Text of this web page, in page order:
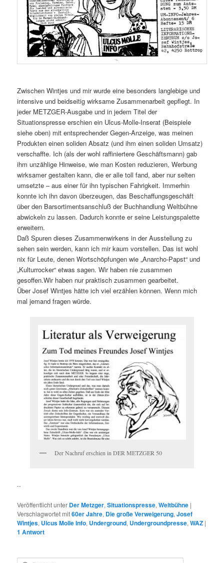
Zwischen Wintjes und mir wurde eine besonders langlebige und
intensive und beidseitig wirksame Zusammenarbeit gepflegt. In
jeder METZGER-Ausgabe und in jedem Titel der
Situationspresse erschien ein Ulcus-Molle-Inserat (Beispiele
siehe oben) mit entsprechender Gegen-Anzeige, was meinen
Produkten einen soliden Absatz (und ihm einen soliden Umsatz)
verschaffte. Ich (als der wohl raffiniertere Geschäftsmann) gab
ihm unzählige Hinweise, wie man Kosten reduzieren, Werbung
wirksamer gestalten kann, die er alle toll fand, aber nur selten
umsetzte – aus einer für ihn typischen Fahrigkeit. Immerhin
konnte ich ihn davon überzeugen, das Beschaffungsgeschäft
über den Barsortimentsanschluß der Buchhandlung Weltbühne
abwickeln zu lassen. Dadurch konnte er seine Leistungspalette
erweitern.
Daß Spuren dieses Zusammenwirkens in der Ausstellung zu
sehen sein werden, kann ich mir kaum vorstellen. Das ist wohl
nix für Leute, denen Wortschöpfungen wie „Anarcho-Papst“ und
„Kulturrocker“ etwas sagen. Wir haben nie zusammen
gesoffen.Wir haben nur praktisch zusammen gearbeitet.
Über Josef Wintjes hätte ich viel erzählen können. Wenn mich
mal jemand fragen würde.
Der Nachruf erschien in DER METZGER 50
..
Veröffentlicht unter Der Metzger,Situationspresse,Weltbühne |
Verschlagwortet mit60er Jahre, Die große Verweigerung,Josef
Wintjes, Ulcus Molle Info, Underground, Undergroundpresse,WAZ |
1 Antwort